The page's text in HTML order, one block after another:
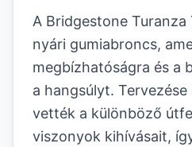
A Bridgestone
nyári gumiabroncs,
megbízhatóságra és a
a hangsúlyt.
vették a különböző
viszonyok kihívásait,